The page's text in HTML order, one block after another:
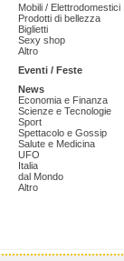
Mobili / Elettrodomestici
Prodotti di bellezza
Biglietti
Sexy shop
Altro
Eventi / Feste
News
Economia e Finanza
Scienze e Tecnologie
Sport
Spettacolo e Gossip
Salute e Medicina
UFO
Italia
dal Mondo
Altro